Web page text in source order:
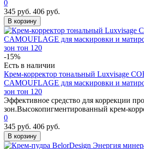
0
345 руб. 406 руб.
В корзину
-15%
Есть в наличии
Крем-корректор тональный Luxvisage
CAMOUFLAGE для маскировки и
зон тон 120
Эффективное средство для коррекции
зон.Высокопигментированный крем-
0
345 руб. 406 руб.
В корзину